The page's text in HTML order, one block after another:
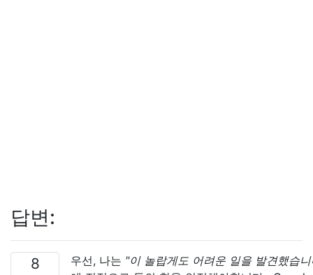
답변:
8 우선, 나는 "이 놀랍게도 어려운 일을 발견했습